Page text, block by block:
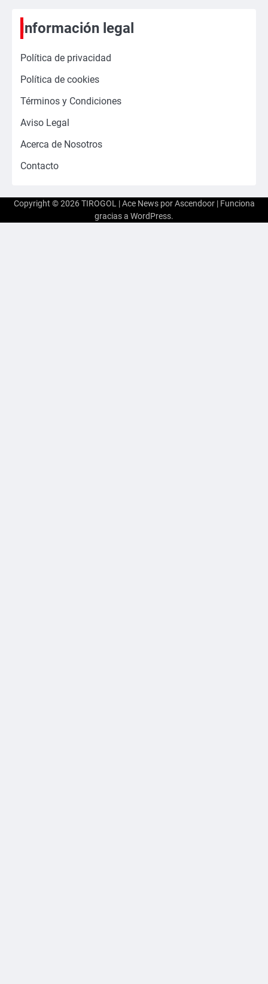
Información legal
Política de privacidad
Política de cookies
Términos y Condiciones
Aviso Legal
Acerca de Nosotros
Contacto
Copyright © 2026TIROGOL| Ace News porAscendoor| Funciona
gracias a WordPress.